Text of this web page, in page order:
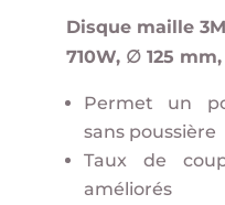
Disque maille
710W, ∅ 125
Permet un
sans poussière
Taux de
améliorés